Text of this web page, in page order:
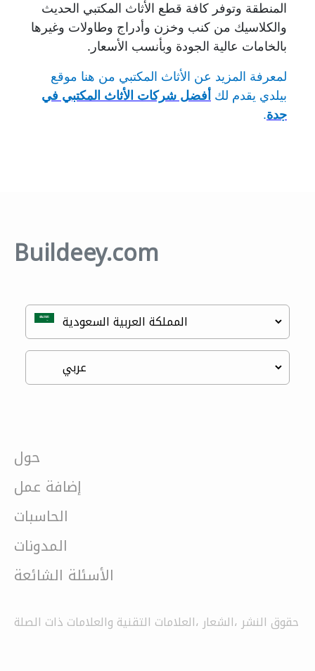
المنطقة وتوفر كافة قطع الأثاث المكتبي الحديث
والكلاسيك من كنب وخزن وأدراج وطاولات وغيرها
بالخامات عالية الجودة وبأنسب الأسعار.
لمعرفة المزيد عن الأثاث المكتبي من هنا موقع
بيلدي يقدم لك أفضل شركات الأثاث المكتبي في
جدة.
Buildeey.com
حول
إضافة عمل
الحاسبات
المدونات
الأسئلة الشائعة
حقوق النشر ،الشعار ،العلامات التقنية والعلامات ذات الصلة